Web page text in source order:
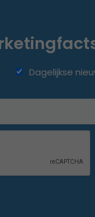
Dagelijkse